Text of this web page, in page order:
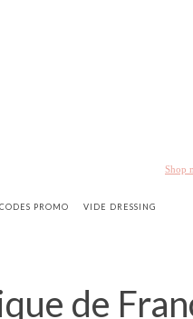
Shop
CODES PROMO VIDE DRESSING
de